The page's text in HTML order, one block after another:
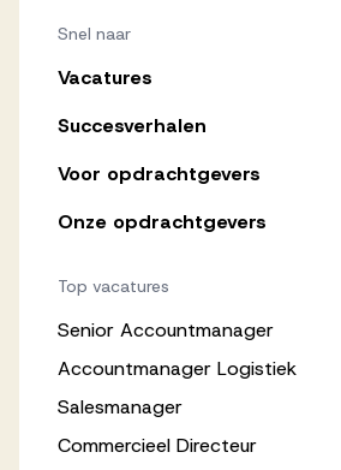
Snel naar
Vacatures
Succesverhalen
Voor opdrachtgevers
Onze opdrachtgevers
Top vacatures
Senior Accountmanager
Accountmanager Logistiek
Salesmanager
Commercieel Directeur